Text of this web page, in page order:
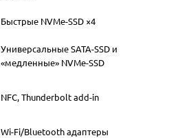
Быстрые NVMe-SSD ×4
Универсальные SATA-SSD и
«медленные» NVMe-SSD
NFC, Thunderbolt add-in
Wi-Fi/Bluetooth адаптеры